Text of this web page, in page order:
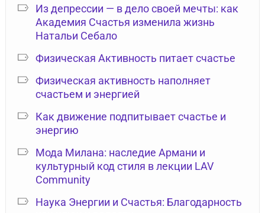
Из депрессии — в дело своей мечты: как
Академия Счастья изменила жизнь
Натальи Себало
Физическая Активность питает счастье
Физическая активность наполняет
счастьем и энергией
Как движение подпитывает счастье и
энергию
Мода Милана: наследие Армани и
культурный код стиля в лекции LAV
Community
Наука Энергии и Счастья: Благодарность